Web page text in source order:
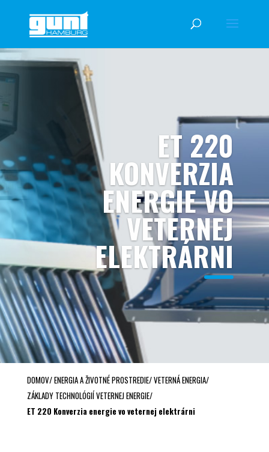
ET 220
KONVERZIA
ENERGIE VO
VETERNEJ
ELEKTRÁRNI
DOMOV/ENERGIA A ŽIVOTNÉ PROSTREDIE/VETERNÁ ENERGIA/
ZÁKLADY TECHNOLÓGIÍ VETERNEJ ENERGIE/
ET 220 Konverzia energie vo veternej elektrárni